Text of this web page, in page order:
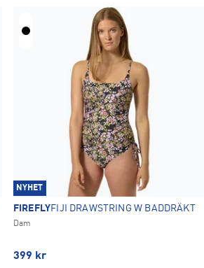
NYHET
FIREFLYFIJI DRAWSTRING W BADDRÄKT
Dam
399 kr